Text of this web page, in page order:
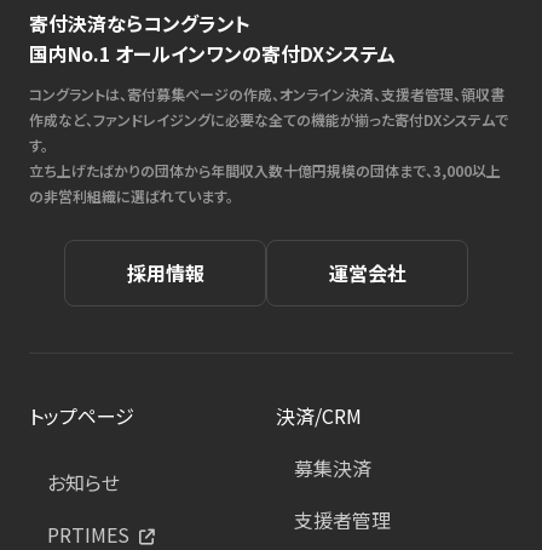
寄付決済ならコングラント
国内No.1 オールインワンの寄付DXシステム
コングラントは、寄付募集ページの作成、オンライン決済、支援者管理、領収書
作成など、ファンドレイジングに必要な全ての機能が揃った寄付DXシステムで
す。
立ち上げたばかりの団体から年間収入数十億円規模の団体まで、3,000以上
の非営利組織に選ばれています。
採用情報 運営会社
トップページ
お知らせ
PRTIMES
決済/CRM
募集決済
支援者管理